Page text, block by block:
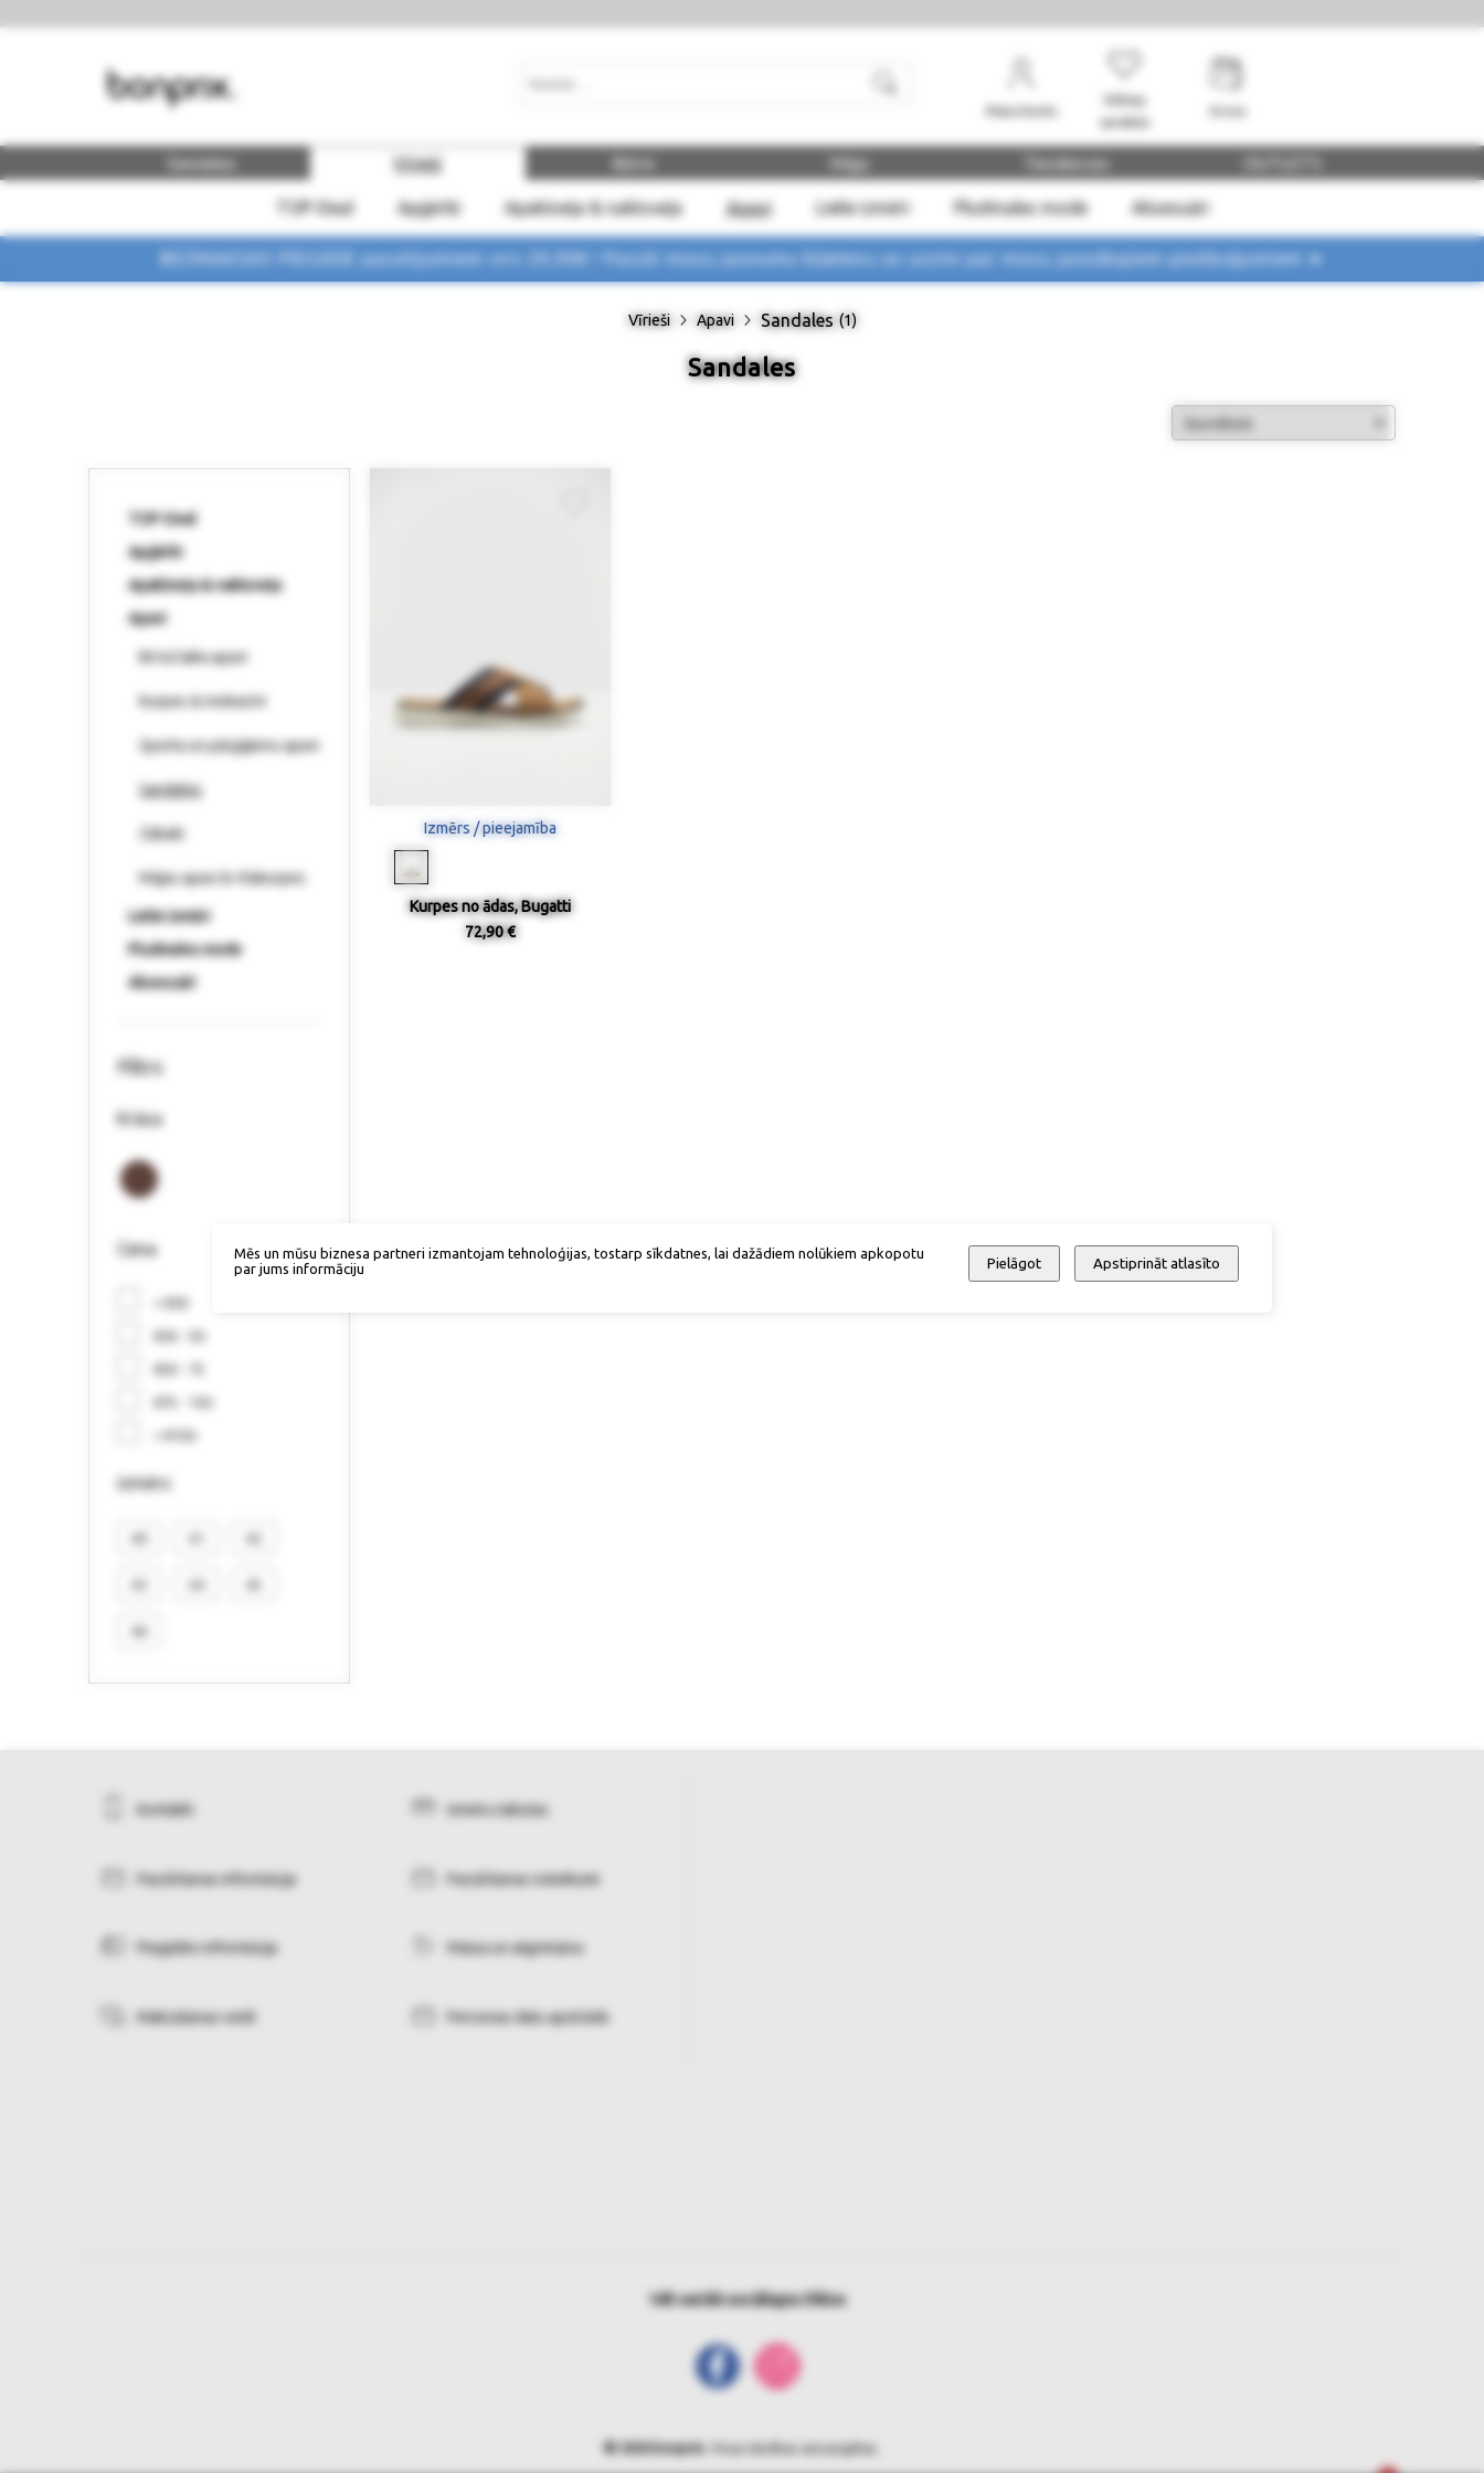
Mans konts
Vēlmju
saraksts
Sievietes Vīrieši
TOP-Deal Apģērbi Apakšveļa & naktsveļa Apavi Lielie izmēri Pludmales mode Aksesuāri
Māja Tendences
BEZMAKSAS PIEGĀDE pasūtījumiem virs 29,90€ ! Pasūti mūsu jaunumu biļetenu un uzzini par mūsu jaunākajiem piedāvājumiem ➤
Vīrieši Apavi Sandales (1)
Sandales
TOP-Deal
Apģērbi
Apakšveļa & naktsveļa
Apavi
Brīvā laika apavi
Kurpes & mokasīni
Sporta un pārgājienu apavi
Sandales
Zābaki
Mājas apavi & rītakurpes
Lielie izmēri
Pludmales mode
Aksesuāri
Filtrs
Krāsa
Cena
< €30
€30 - 50
€50 - 75
€75 - 150
> €150
izmērs
Izmērs / pieejamība
Kurpes no ādas, Bugatti
72,90 €
Kontakti Izmēru tabulas
Pasūtīšanas informācija Pasūtīšanas noteikumi
Piegādes informācija Maiņa un atgriešana
Maksāšanas veidi Personas datu apstrāde
Vēl vairāk sociālajos tīklos
© 2026 bonprix . Visas tiesības aizsargātas.
Mēs un mūsu biznesa partneri izmantojam tehnoloģijas, tostarp sīkdatnes, lai dažādiem nolūkiem apkopotu
par jums informāciju
Pielāgot Apstiprināt atlasīto